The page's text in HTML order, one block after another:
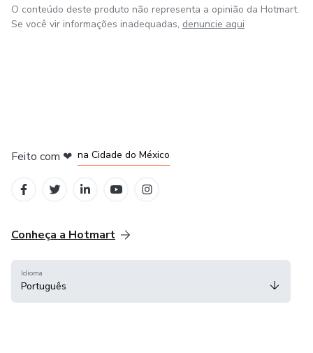
O conteúdo deste produto não representa a opinião da Hotmart.
Se você vir informações inadequadas, denuncie aqui
Feito com ❤ na Cidade do México
Conheça a Hotmart
Idioma
Português